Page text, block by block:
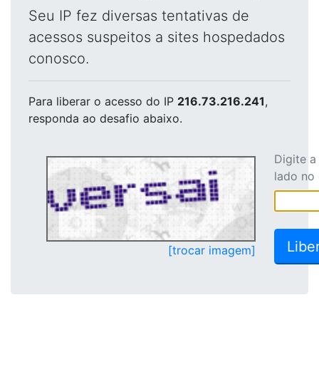
Seu IP fez diversas tentativas de
acessos suspeitos a sites hospedados
conosco.
Para liberar o acesso do IP 216.73.216.241,
responda ao desafio abaixo.
[trocar imagem]
Digite
lado no